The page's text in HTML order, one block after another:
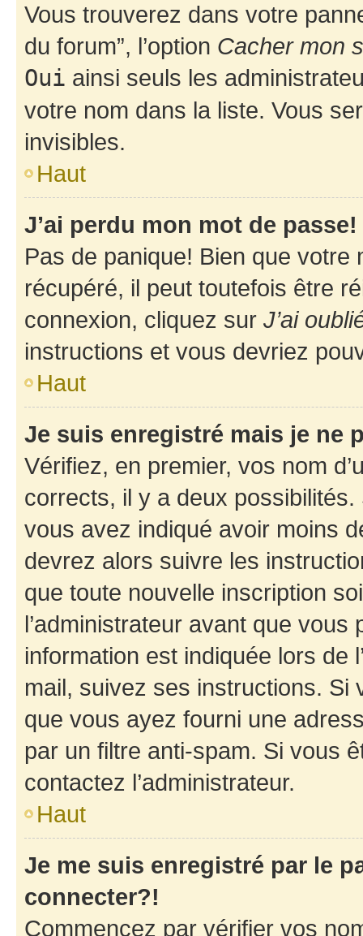
Vous trouverez dans votre
du forum”, l’option Cacher mon
Oui ainsi seuls les
votre nom dans la liste. Vous
invisibles.
Haut
J’ai perdu mon mot de passe!
Pas de panique! Bien que
récupéré, il peut toutefois être
connexion, cliquez sur J’ai
instructions et vous devriez
Haut
Je suis enregistré mais je ne
Vérifiez, en premier, vos nom
corrects, il y a deux
vous avez indiqué avoir moins
devrez alors suivre les
que toute nouvelle inscription
l’administrateur avant que
information est indiquée lors de
mail, suivez ses instructions. Si
que vous ayez fourni une
par un filtre anti-spam. Si vous
contactez l’administrateur.
Haut
Je me suis enregistré par le
connecter?!
Commencez par vérifier vos